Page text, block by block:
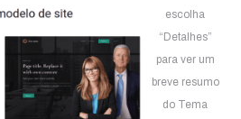
escolha
“Detalhes”
para ver um
breve resumo
do Tema